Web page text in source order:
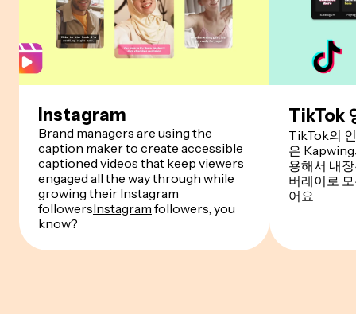
Instagram
Brand managers are using the
caption maker to create accessible
captioned videos that keep viewers
engaged all the way through while
growing their Instagram
followersInstagram followers, you
know?
TikTok
TikTok의
은
용해서 내
버레이로
어요